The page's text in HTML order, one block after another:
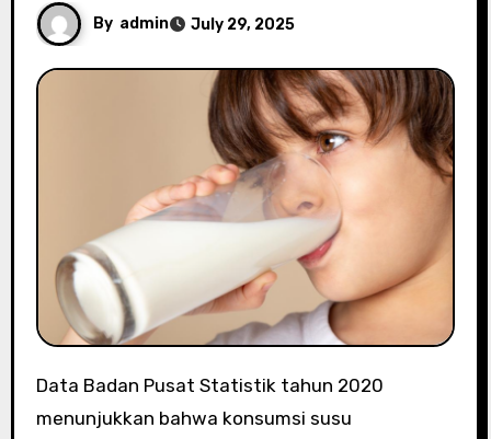
By admin July 29, 2025
Data Badan Pusat Statistik tahun 2020
menunjukkan bahwa konsumsi susu